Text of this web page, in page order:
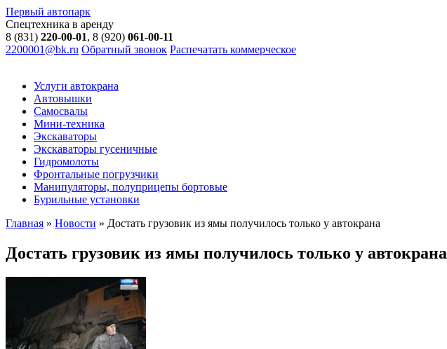
Первый автопарк
Спецтехника в аренду
8 (831) 220-00-01, 8 (920) 061-00-11
2200001@bk.ru Обратный звонок Распечатать коммерческое
Услуги автокрана
Автовышки
Самосвалы
Мини-техника
Экскаваторы
Экскаваторы гусеничные
Гидромолоты
Фронтальные погрузчики
Манипуляторы, полуприцепы бортовые
Бурильные установки
Главная » Новости » Достать грузовик из ямы получилось только у автокрана
Достать грузовик из ямы получилось только у автокрана